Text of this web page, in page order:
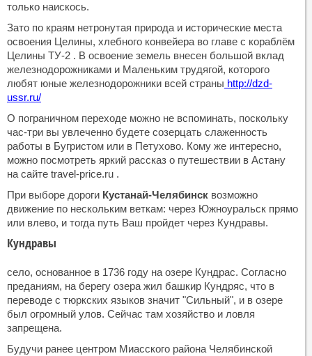
только наискось.
Зато по краям нетронутая природа и исторические места
освоения Целины, хлебного конвейера во главе с кораблём
Целины ТУ-2 . В освоение земель внесен большой вклад
железнодорожниками и Маленьким трудягой, которого
любят юные железнодорожники всей страны http://dzd-
ussr.ru/
О пограничном переходе можно не вспоминать, поскольку
час-три вы увлеченно будете созерцать слаженность
работы в Бугристом или в Петухово. Кому же интересно,
можно посмотреть яркий рассказ о путешествии в Астану
на сайте travel-price.ru .
При выборе дороги Кустанай-Челябинск возможно
движение по нескольким веткам: через Южноуральск прямо
или влево, и тогда путь Ваш пройдет через Кундравы.
Кундравы
село, основанное в 1736 году на озере Кундрас. Согласно
преданиям, на берегу озера жил башкир Кундряс, что в
переводе с тюркских языков значит "Сильный", и в озере
был огромный улов. Сейчас там хозяйство и ловля
запрещена.
Будучи ранее центром Миасского района Челябинской